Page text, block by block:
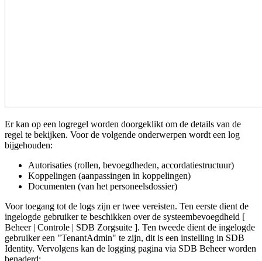
Er kan op een logregel worden doorgeklikt om de details van de
regel te bekijken. Voor de volgende onderwerpen wordt een log
bijgehouden:
Autorisaties (rollen, bevoegdheden, accordatiestructuur)
Koppelingen (aanpassingen in koppelingen)
Documenten (van het personeelsdossier)
Voor toegang tot de logs zijn er twee vereisten. Ten eerste dient de
ingelogde gebruikerte beschikken over de systeembevoegdheid [
Beheer | Controle | SDB Zorgsuite ]. Ten tweede dient de ingelogde
gebruiker een "TenantAdmin" te zijn, dit is een instelling in SDB
Identity. Vervolgens kan de logging pagina via SDB Beheer worden
benaderd: